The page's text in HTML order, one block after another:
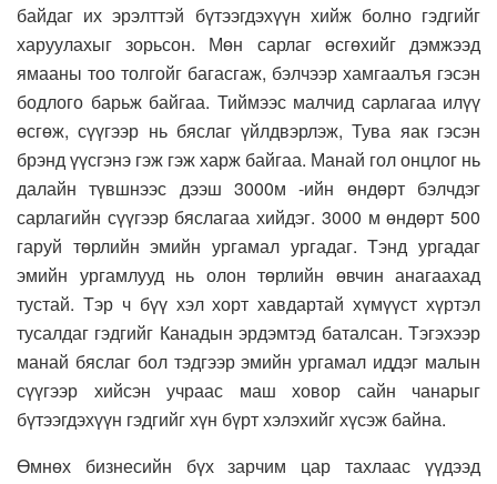
байдаг их эрэлттэй бүтээгдэхүүн хийж болно гэдгийг
харуулахыг зорьсон. Мөн сарлаг өсгөхийг дэмжээд
ямааны тоо толгойг багасгаж, бэлчээр хамгаалъя гэсэн
бодлого барьж байгаа. Тиймээс малчид сарлагаа илүү
өсгөж, сүүгээр нь бяслаг үйлдвэрлэж, Тува яак гэсэн
брэнд үүсгэнэ гэж гэж харж байгаа. Манай гол онцлог нь
далайн түвшнээс дээш 3000м -ийн өндөрт бэлчдэг
сарлагийн сүүгээр бяслагаа хийдэг. 3000 м өндөрт 500
гаруй төрлийн эмийн ургамал ургадаг. Тэнд ургадаг
эмийн ургамлууд нь олон төрлийн өвчин анагаахад
тустай. Тэр ч бүү хэл хорт хавдартай хүмүүст хүртэл
тусалдаг гэдгийг Канадын эрдэмтэд баталсан. Тэгэхээр
манай бяслаг бол тэдгээр эмийн ургамал иддэг малын
сүүгээр хийсэн учраас маш ховор сайн чанарыг
бүтээгдэхүүн гэдгийг хүн бүрт хэлэхийг хүсэж байна.
Өмнөх бизнесийн бүх зарчим цар тахлаас үүдээд